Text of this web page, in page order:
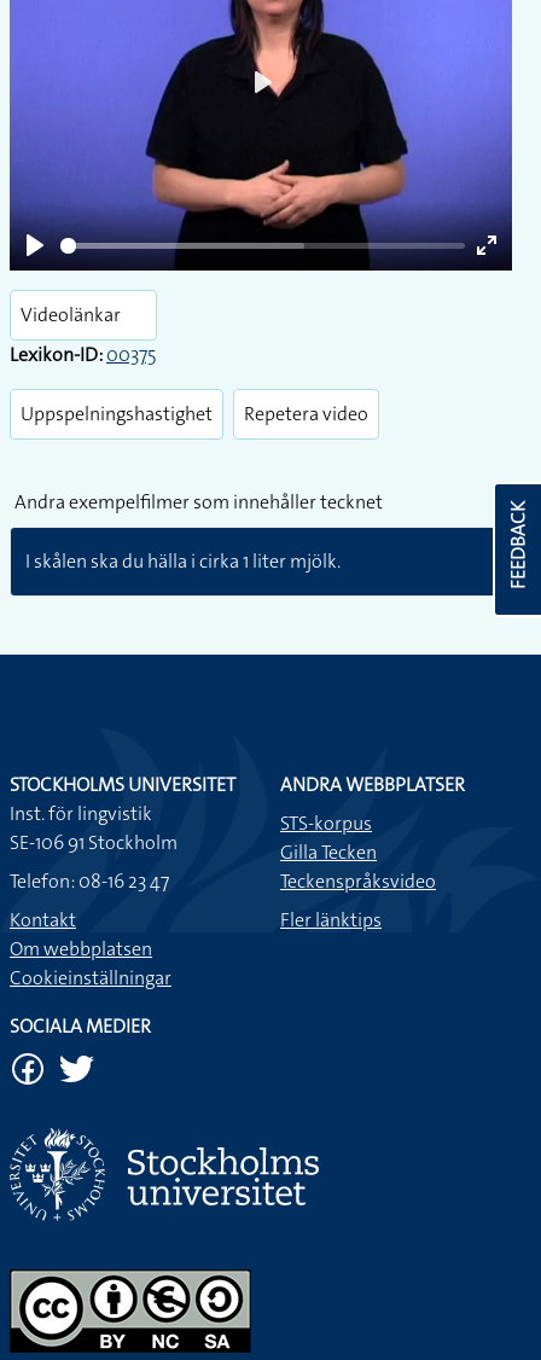
Play
Enter
Videolänkar
Lexikon-ID:00375
Uppspelningshastighet Repetera video
Andra exempelfilmer som innehåller tecknet
I skålen ska du hälla i cirka 1 liter mjölk. FEEDBACK
STOCKHOLMS UNIVERSITET
Inst. för lingvistik
SE-106 91 Stockholm
Telefon: 08-16 23 47
Kontakt
Om webbplatsen
Cookieinställningar
ANDRA WEBBPLATSER
STS-korpus
Gilla Tecken
Teckenspråksvideo
Fler länktips
SOCIALA MEDIER